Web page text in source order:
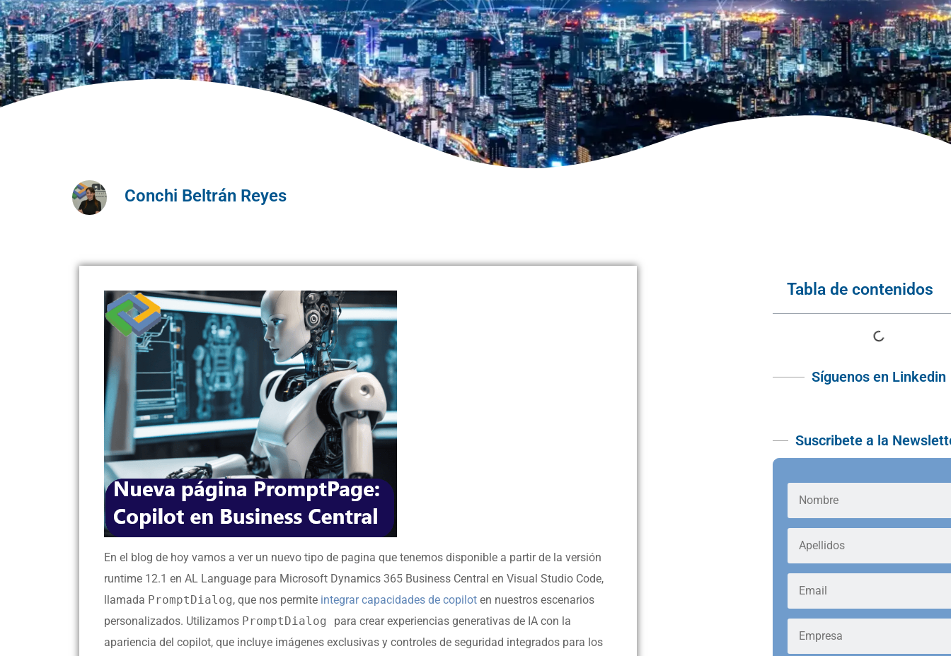
Conchi Beltrán Reyes
En el blog de hoy vamos a ver un nuevo tipo de pagina que tenemos disponible a partir de la versión
runtime 12.1 en AL Language para Microsoft Dynamics 365 Business Central en Visual Studio Code,
llamada PromptDialog, que nos permite integrar capacidades de copilot en nuestros escenarios
personalizados. Utilizamos PromptDialog para crear experiencias generativas de IA con la
apariencia del copilot, que incluye imágenes exclusivas y controles de seguridad integrados para los
Tabla de contenidos
Síguenos en Linkedin
Suscribete a la